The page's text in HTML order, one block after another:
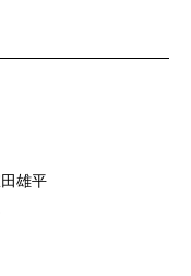
雄平